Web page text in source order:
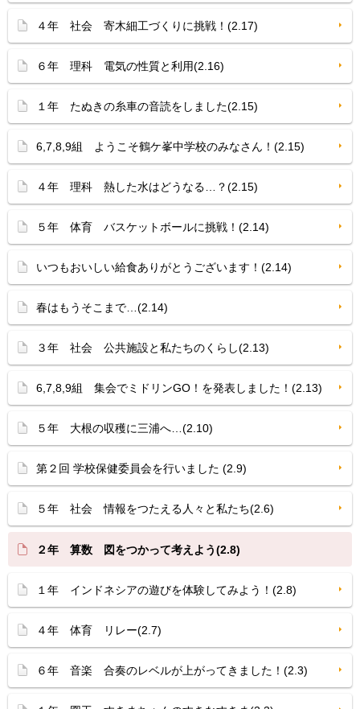
４年 社会 寄木細工づくりに挑戦！(2.17)
６年 理科 電気の性質と利用(2.16)
１年 たぬきの糸車の音読をしました(2.15)
6,7,8,9組 ようこそ鶴ケ峯中学校のみなさん！(2.15)
４年 理科 熱した水はどうなる…？(2.15)
５年 体育 バスケットボールに挑戦！(2.14)
いつもおいしい給食ありがとうございます！(2.14)
春はもうそこまで…(2.14)
３年 社会 公共施設と私たちのくらし(2.13)
6,7,8,9組 集会でミドリンGO！を発表しました！(2.13)
５年 大根の収穫に三浦へ…(2.10)
第２回 学校保健委員会を行いました (2.9)
５年 社会 情報をつたえる人々と私たち(2.6)
２年 算数 図をつかって考えよう(2.8)
１年 インドネシアの遊びを体験してみよう！(2.8)
４年 体育 リレー(2.7)
６年 音楽 合奏のレベルが上がってきました！(2.3)